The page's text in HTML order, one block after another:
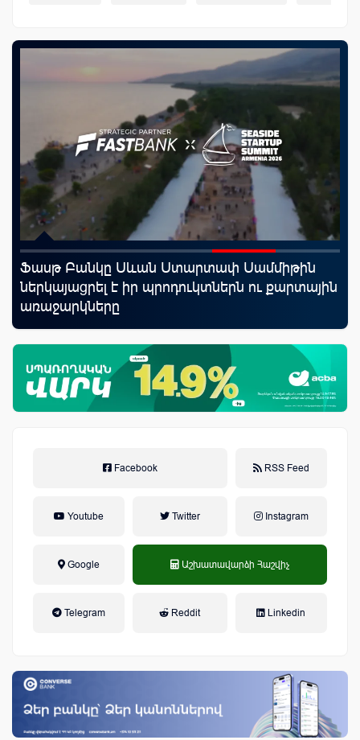
Ֆասթ Բանկը Սևան Ստարտափ Սամմիթին
ներկայացրել է իր պրոդուկտներն ու քարտային
առաջարկները
Facebook RSS Feed
Youtube Twitter Instagram
Google Աշխատավարձի Հաշվիչ
Telegram Reddit Linkedin